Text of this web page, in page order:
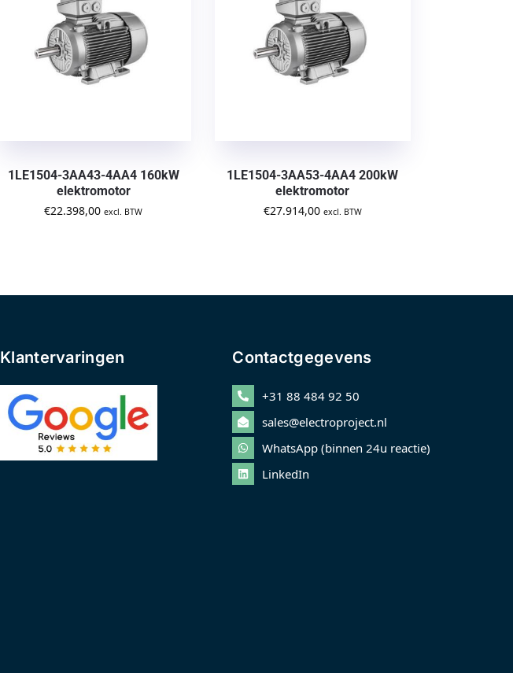
1LE1504-3AA43-4AA4 160kW
elektromotor
€22.398,00 excl. BTW
1LE1504-3AA53-4AA4 200kW
elektromotor
€27.914,00 excl. BTW
Klantervaringen Contactgegevens
+31 88 484 92 50
sales@electroproject.nl
WhatsApp (binnen 24u reactie)
LinkedIn